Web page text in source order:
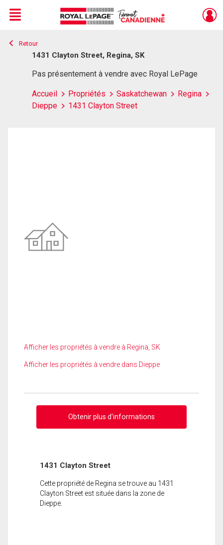
Live
En Direct
Menu
Retour
1431 Clayton Street, Regina, SK
Pas présentement à vendre avec Royal LePage
Accueil Propriétés Saskatchewan
Regina
Dieppe
1431 Clayton Street
Afficher les propriétés à vendre à Regina, SK
Afficher les propriétés à vendre dans Dieppe
Obtenir plus d'informations
1431 Clayton Street
Cette propriété de Regina se trouve au 1431
Clayton Street est située dans la zone de
Dieppe.